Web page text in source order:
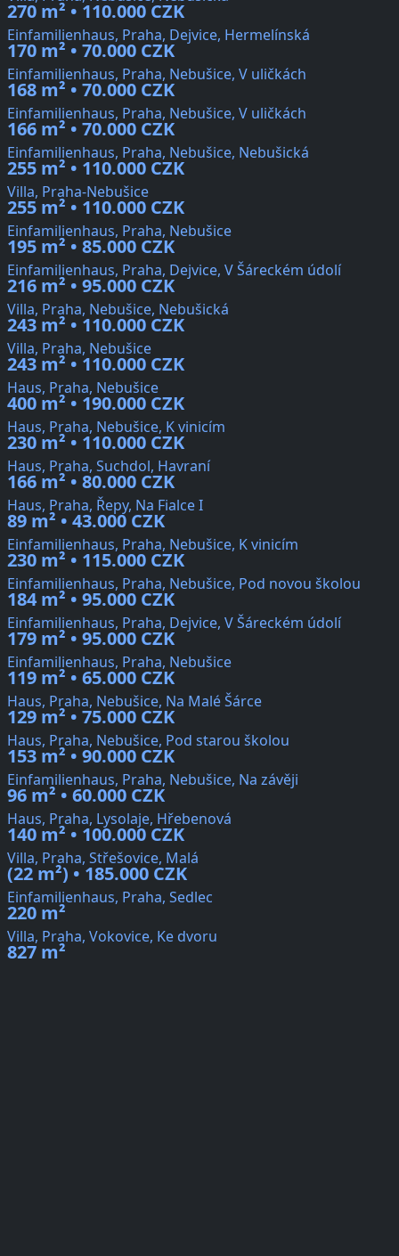
270 m² • 110.000 CZK
Einfamilienhaus, Praha, Dejvice, Hermelínská
170 m² • 70.000 CZK
Einfamilienhaus, Praha, Nebušice, V uličkách
168 m² • 70.000 CZK
Einfamilienhaus, Praha, Nebušice, V uličkách
166 m² • 70.000 CZK
Einfamilienhaus, Praha, Nebušice, Nebušická
255 m² • 110.000 CZK
Villa, Praha-Nebušice
255 m² • 110.000 CZK
Einfamilienhaus, Praha, Nebušice
195 m² • 85.000 CZK
Einfamilienhaus, Praha, Dejvice, V Šáreckém údolí
216 m² • 95.000 CZK
Villa, Praha, Nebušice, Nebušická
243 m² • 110.000 CZK
Villa, Praha, Nebušice
243 m² • 110.000 CZK
Haus, Praha, Nebušice
400 m² • 190.000 CZK
Haus, Praha, Nebušice, K vinicím
230 m² • 110.000 CZK
Haus, Praha, Suchdol, Havraní
166 m² • 80.000 CZK
Haus, Praha, Řepy, Na Fialce I
89 m² • 43.000 CZK
Einfamilienhaus, Praha, Nebušice, K vinicím
230 m² • 115.000 CZK
Einfamilienhaus, Praha, Nebušice, Pod novou školou
184 m² • 95.000 CZK
Einfamilienhaus, Praha, Dejvice, V Šáreckém údolí
179 m² • 95.000 CZK
Einfamilienhaus, Praha, Nebušice
119 m² • 65.000 CZK
Haus, Praha, Nebušice, Na Malé Šárce
129 m² • 75.000 CZK
Haus, Praha, Nebušice, Pod starou školou
153 m² • 90.000 CZK
Einfamilienhaus, Praha, Nebušice, Na závěji
96 m² • 60.000 CZK
Haus, Praha, Lysolaje, Hřebenová
140 m² • 100.000 CZK
Villa, Praha, Střešovice, Malá
(22 m²) • 185.000 CZK
Einfamilienhaus, Praha, Sedlec
220 m²
Villa, Praha, Vokovice, Ke dvoru
827 m²